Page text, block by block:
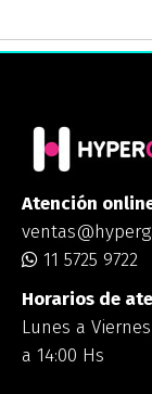
Atención
11 5725 9722
Horarios de
Lunes a
a 14:00 Hs